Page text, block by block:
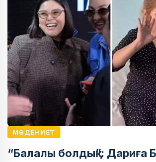
МӘДЕНИЕТ
“Балалы болдық”: Дариға